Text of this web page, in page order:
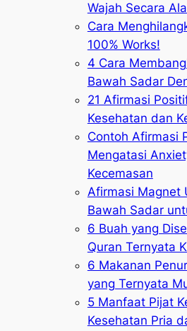
Wajah Secara
Cara
100% Works!
4 Cara
Bawah Sadar
21 Afirmasi
Kesehatan dan
Contoh Afirmasi
Mengatasi
Kecemasan
Afirmasi Magnet
Bawah Sadar
6 Buah yang
Quran Ternyata
6 Makanan
yang Ternyata
5 Manfaat Pijat
Kesehatan Pria